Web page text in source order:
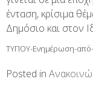
ένταση, κρίσιμα
Δημόσιο και στον
ΤΥΠΟΥ-Ενημέρωση-από-
Posted in